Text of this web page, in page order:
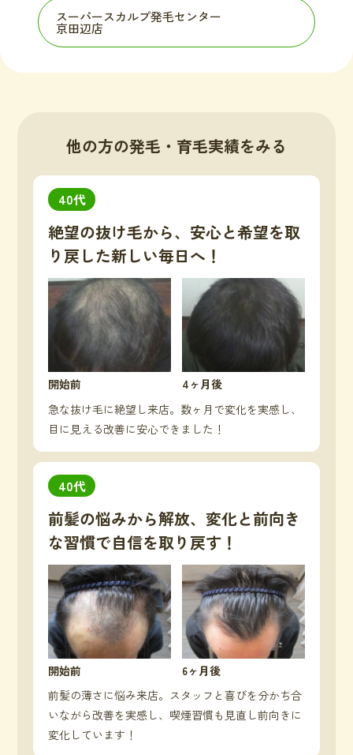
スーパースカルプ発毛センター
京田辺店
他の方の発毛・育毛実績をみる
40代
絶望の抜け毛から、安心と希望を取
り戻した新しい毎日へ！
開始前
4ヶ月後
急な抜け毛に絶望し来店。数ヶ月で変化を実感し、
目に見える改善に安心できました！
40代
前髪の悩みから解放、変化と前向き
な習慣で自信を取り戻す！
開始前
6ヶ月後
前髪の薄さに悩み来店。スタッフと喜びを分かち合
いながら改善を実感し、喫煙習慣も見直し前向きに
変化しています！